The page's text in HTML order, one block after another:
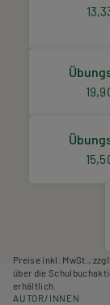
Preise inkl. MwSt.,
über die
erhältlich.
AUTOR/INNEN